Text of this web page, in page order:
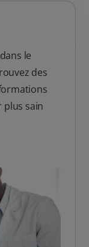
le
des
plus sain